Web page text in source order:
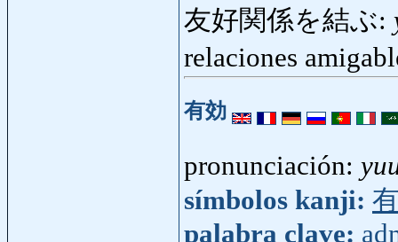
友好関係を結ぶ:
relaciones
有効
pronunciación:
símbolos kanji:
palabra clave: